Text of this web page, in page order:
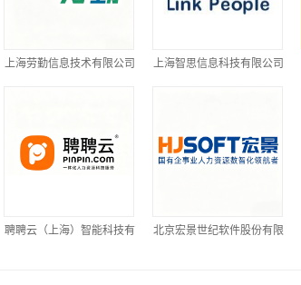
上海劳勤信息技术有限公司 上海智思信息科技有限公司
聘聘云（上海）智能科技有 北京宏景世纪软件股份有限